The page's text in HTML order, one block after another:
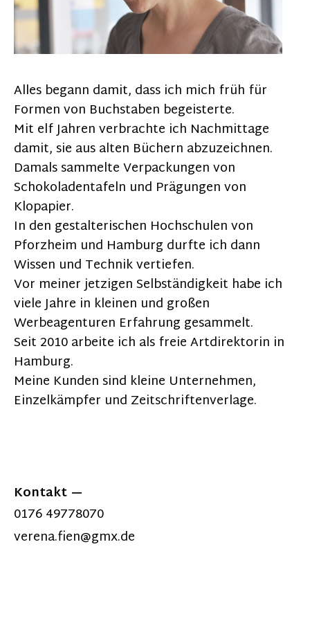
Alles begann damit, dass ich mich früh für
Formen von Buchstaben begeisterte.
Mit elf Jahren verbrachte ich Nachmittage
damit, sie aus alten Büchern abzuzeichnen.
Damals sammelte Verpackungen von
Schokoladentafeln und Prägungen von
Klopapier.
In den gestalterischen Hochschulen von
Pforzheim und Hamburg durfte ich dann
Wissen und Technik vertiefen.
Vor meiner jetzigen Selbständigkeit habe ich
viele Jahre in kleinen und großen
Werbeagenturen Erfahrung gesammelt.
Seit 2010 arbeite ich als freie Artdirektorin in
Hamburg.
Meine Kunden sind kleine Unternehmen,
Einzelkämpfer und Zeitschriftenverlage.
Kontakt
0176 49778070
verena.fien@gmx.de